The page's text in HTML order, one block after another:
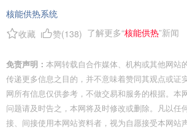
核能供热系统
收藏
赞(138) 了解更多“核能供热”新闻
免责声明： 本网转载自合作媒体、机构或其他网站
传递更多信息之目的，并不意味着赞同其观点或证
网所有信息仅供参考，不做交易和服务的根据。本
问题请及时告之，本网将及时修改或删除。凡以任
接、间接使用本网站资料者，视为自愿接受本网站